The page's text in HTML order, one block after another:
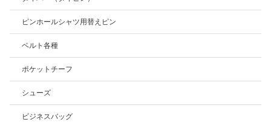
ピンホールシャツ用替えピン
ベルト各種
ポケットチーフ
シューズ
ビジネスバッグ